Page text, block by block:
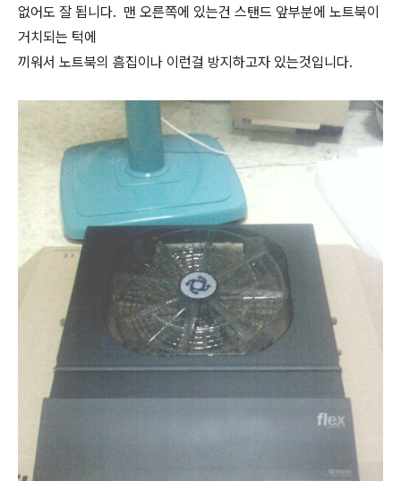
없어도 잘 됩니다. 맨 오른쪽에 있는건 스탠드 앞부분에 노트북이
거치되는 턱에
끼워서 노트북의 흠집이나 이런걸 방지하고자 있는것입니다.